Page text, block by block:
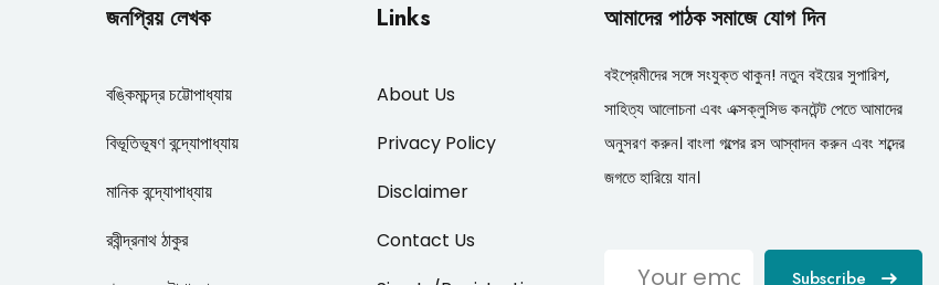
জনপ্রিয় লেখক
বঙ্কিমচন্দ্র চট্টোপাধ্যায়
বিভূতিভূষণ বন্দ্যোপাধ্যায়
মানিক বন্দ্যোপাধ্যায়
রবীন্দ্রনাথ ঠাকুর
Links
About Us
Privacy Policy
Disclaimer
Contact Us
আমাদের পাঠক সমাজে যোগ দিন
বইপ্রেমীদের সঙ্গে সংযুক্ত থাকুন! নতুন বইয়ের সুপারিশ,
সাহিত্য আলোচনা এবং এক্সক্লুসিভ কনটেন্ট পেতে আমাদের
অনুসরণ করুন। বাংলা গল্পের রস আস্বাদন করুন এবং শব্দের
জগতে হারিয়ে যান।
Subscribe